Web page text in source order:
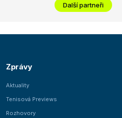
Další partneři
Zprávy
Aktuality
Tenisová Previews
Rozhovory